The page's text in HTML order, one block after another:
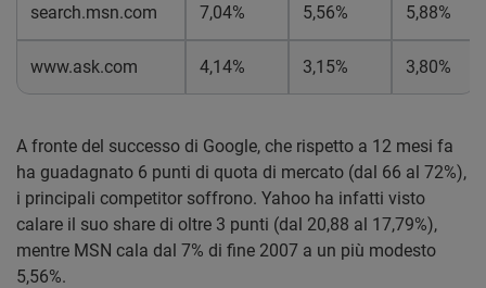
search.msn.com 7,04% 5,56% 5,88%
www.ask.com 4,14% 3,15% 3,80%
A fronte del successo di Google, che rispetto a 12 mesi fa
ha guadagnato 6 punti di quota di mercato (dal 66 al 72%),
i principali competitor soffrono. Yahoo ha infatti visto
calare il suo share di oltre 3 punti (dal 20,88 al 17,79%),
mentre MSN cala dal 7% di fine 2007 a un più modesto
5,56%.